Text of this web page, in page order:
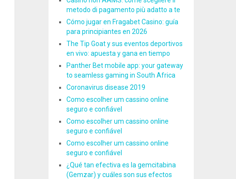
metodo di pagamento più adatto a te
Cómo jugar en Fragabet Casino: guía
para principiantes en 2026
The Tip Goat y sus eventos deportivos
en vivo: apuesta y gana en tiempo
Panther Bet mobile app: your gateway
to seamless gaming in South Africa
Coronavirus disease 2019
Como escolher um cassino online
seguro e confiável
Como escolher um cassino online
seguro e confiável
Como escolher um cassino online
seguro e confiável
¿Qué tan efectiva es la gemcitabina
(Gemzar) y cuáles son sus efectos